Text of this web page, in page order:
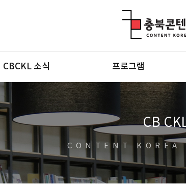
CBCKL 소식 프로그램
CB
CONTENT KOREA